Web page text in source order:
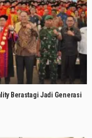
Berastagi Jadi Generasi